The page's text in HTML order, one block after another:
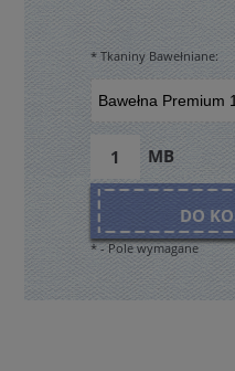
* Tkaniny Bawełniane:
MB
DO
*- Pole wymagane